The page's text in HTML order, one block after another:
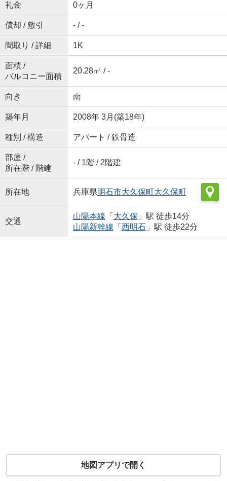
礼金 0ヶ月
償却 / 敷引 - / -
間取り / 詳細 1K
面積 /
バルコニー面積
20.28㎡ / -
向き 南
築年月 2008年 3月(築18年)
種別 / 構造 アパート / 鉄骨造
部屋 /
所在階 / 階建
- / 1階 / 2階建
所在地 兵庫県明石市大久保町大久保町
交通
山陽本線 「 大久保 」駅 徒歩14分
山陽新幹線 「 西明石」駅 徒歩22分
地図アプリで開く